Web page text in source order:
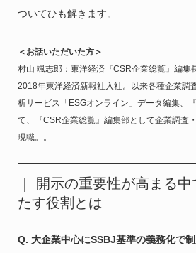
ついてひも解きます。
＜お話いただいた方＞
村山 颯志郎：東洋経済『CSR企業総覧』編集
2018年東洋経済新報社入社。以来各種企業調
析サービス「ESGオンライン」データ編集、
て、『CSR企業総覧』編集部として企業調査
現職。。
｜ 開示の重要性が高まる
たす役割とは
Q. 大企業中心にSSBJ基準の義務化で制